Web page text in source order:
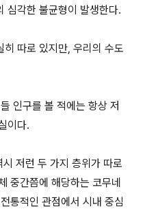
심각한 불균형이 발생한다.
따로 있지만, 우리의 수도
인구를 볼 적에는 항상 저
이다.
저런 두 가지 층위가 따로
중간쯤에 해당하는 코무네
통적인 관점에서 시내 중심